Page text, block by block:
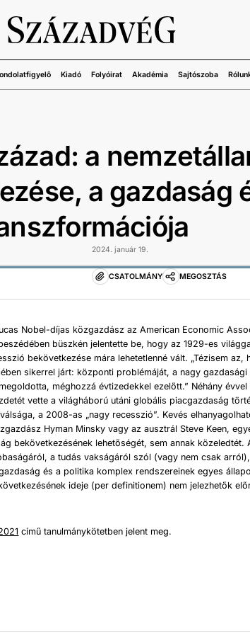
Kiadó Folyóirat Akadémia Sajtószoba
a
a gazdaság
2024. január 19.
CSATOLMÁNY MEGOSZTÁS
Nobel-díjas közgazdász az American Economic
büszkén jelentette be, hogy az 1929-es
bekövetkezése mára lehetetlenné vált. „Tézisem az,
sikerrel járt: központi problémáját, a nagy gazdasági
méghozzá évtizedekkel ezelőtt.” Néhány
vette a világháború utáni globális piacgazdaság
a 2008-as „nagy recesszió”. Kevés
Hyman Minsky vagy az ausztrál Steve Keen,
bekövetkezésének lehetőségét, sem annak közeledtét.
a tudás vakságáról szól (vagy nem csak
és a politika komplex rendszereinek egyes
ideje (per definitionem) nem jelezhetők
című tanulmánykötetben jelent meg.